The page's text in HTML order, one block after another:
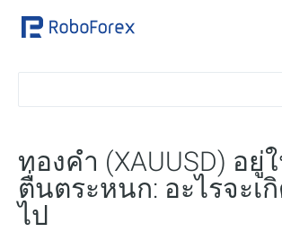
ทองคำ (XAUUSD) อยู่
ตื่นตระหนก: อะไรจะเ
ไป